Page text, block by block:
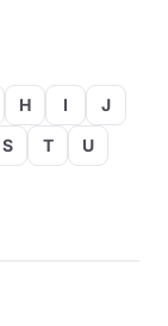
H I
J
S T
U